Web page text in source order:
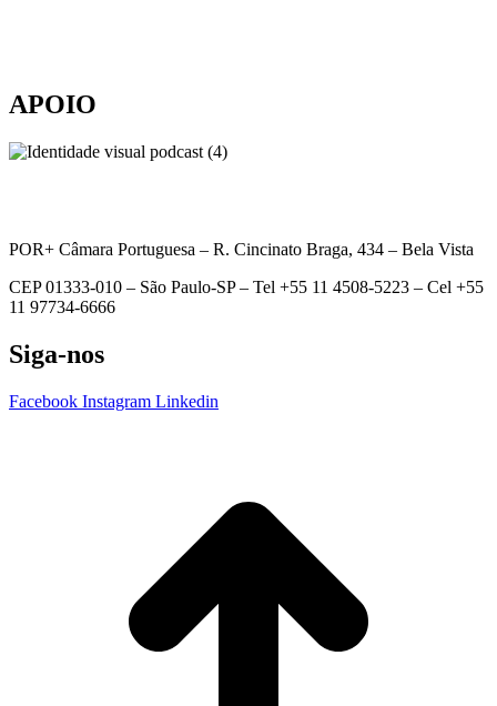
APOIO
POR+ Câmara Portuguesa – R. Cincinato Braga, 434 – Bela Vista
CEP 01333-010 – São Paulo-SP – Tel +55 11 4508-5223 – Cel +55
11 97734-6666
Siga-nos
Facebook Instagram Linkedin